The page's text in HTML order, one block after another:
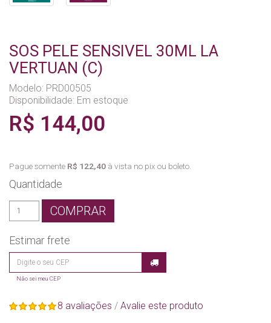
SOS PELE SENSIVEL 30ML LA
VERTUAN (C)
Modelo: PRD00505
Disponibilidade: Em estoque
R$ 144,00
Pague somente R$ 122,40 à vista no pix ou boleto.
Quantidade
COMPRAR
Estimar frete
Não sei meu CEP
8 avaliações / Avalie este produto